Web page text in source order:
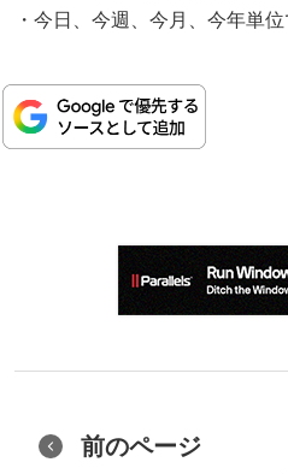
・今日、今週、今月、今年単
前のページ